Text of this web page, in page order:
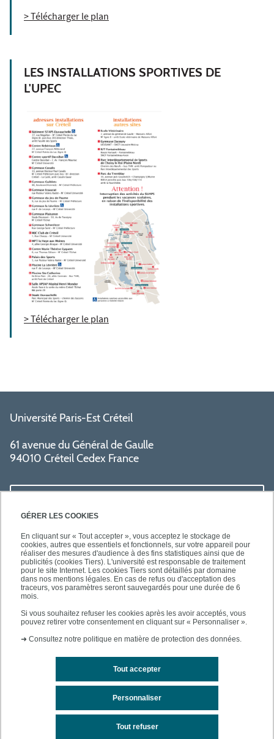
GÉRER LES COOKIES
En cliquant sur « Tout accepter », vous acceptez le stockage de
cookies, autres que essentiels et fonctionnels, sur votre appareil pour
réaliser des mesures d'audience à des fins statistiques ainsi que de
publicités (cookies Tiers). L'université est responsable de traitement
pour le site Internet. Les cookies Tiers sont détaillés par domaine
dans nos mentions légales. En cas de refus ou d'acceptation des
traceurs, vos paramètres seront sauvegardés pour une durée de 6
mois.
Si vous souhaitez refuser les cookies après les avoir acceptés, vous
pouvez retirer votre consentement en cliquant sur « Personnaliser ».
➜ Consultez notre politique en matière de protection des données.
Tout accepter
Tout refuser
Personnaliser
> Télécharger le plan
LES INSTALLATIONS SPORTIVES DE
L'UPEC
> Télécharger le plan
Université Paris-Est Créteil
61 avenue du Général de Gaulle
94010 Créteil Cedex France
SUIVEZ-NOUS
Mentions légales
Personnaliser les cookies